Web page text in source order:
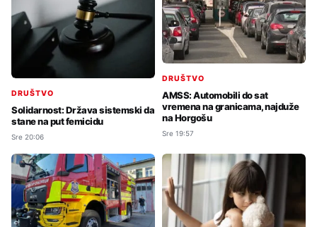
DRUŠTVO
Solidarnost: Država sistemski da
stane na put femicidu
Sre 20:06
DRUŠTVO
AMSS: Automobili do sat
vremena na granicama, najduže
na Horgošu
Sre 19:57